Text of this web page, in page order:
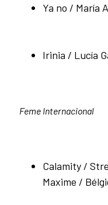
Ya no / María
Irinia / Lucía
Feme Internacional
Calamity /
Maxime /